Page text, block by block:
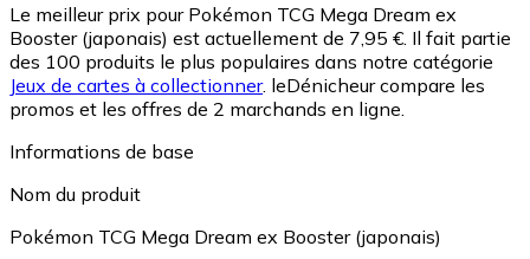
Le meilleur prix pour Pokémon TCG Mega Dream ex
Booster (japonais) est actuellement de 7,95 €. Il fait partie
des 100 produits le plus populaires dans notre catégorie
Jeux de cartes à collectionner. leDénicheur compare les
promos et les offres de 2 marchands en ligne.
Informations de base
Nom du produit
Pokémon TCG Mega Dream ex Booster (japonais)